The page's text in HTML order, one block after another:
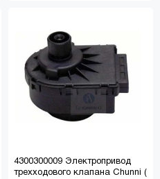
4300300009 Электропривод
трехходового клапана Chunni (